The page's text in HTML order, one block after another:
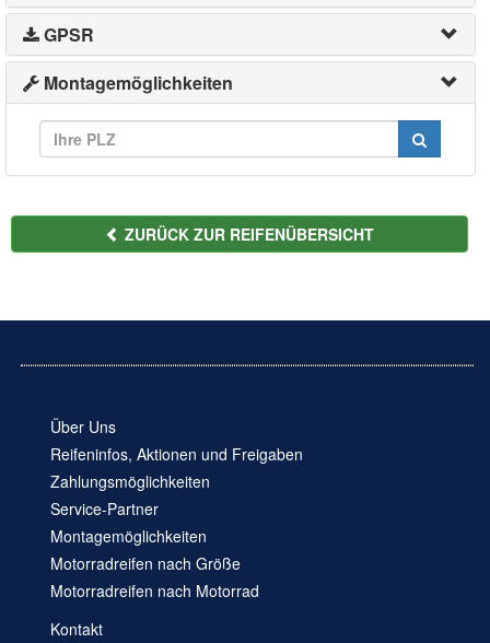
GPSR
Montagemöglichkeiten
ZURÜCK ZUR REIFENÜBERSICHT
Über Uns
Reifeninfos, Aktionen und Freigaben
Zahlungsmöglichkeiten
Service-Partner
Montagemöglichkeiten
Motorradreifen nach Größe
Motorradreifen nach Motorrad
Kontakt